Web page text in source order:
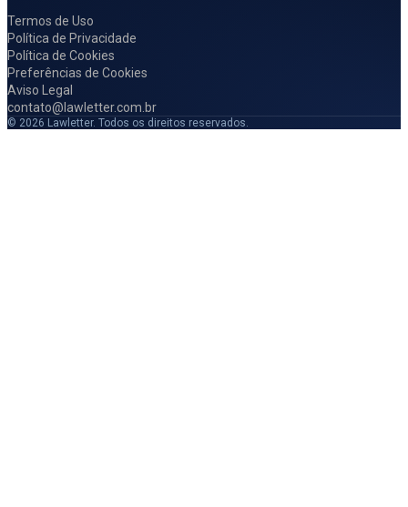
Termos de Uso
Política de Privacidade
Política de Cookies
Preferências de Cookies
Aviso Legal
contato@lawletter.com.br
© 2026 Lawletter. Todos os direitos reservados.